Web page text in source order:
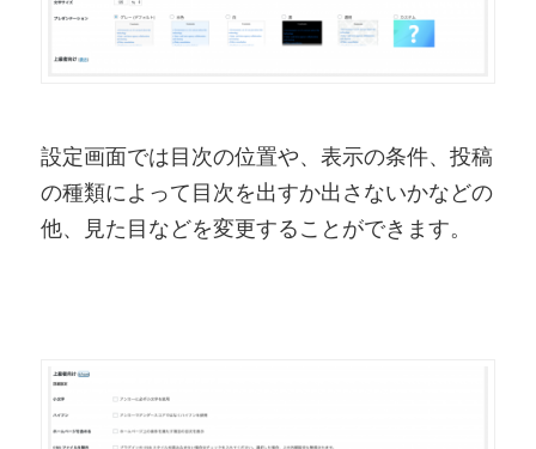
設定画面では目次の位置や、表示の条件、投稿
の種類によって目次を出すか出さないかなどの
他、見た目などを変更することができます。